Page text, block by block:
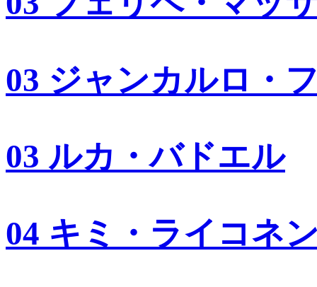
03 ジャンカルロ・
03 ルカ・バドエル
04 キミ・ライコネ